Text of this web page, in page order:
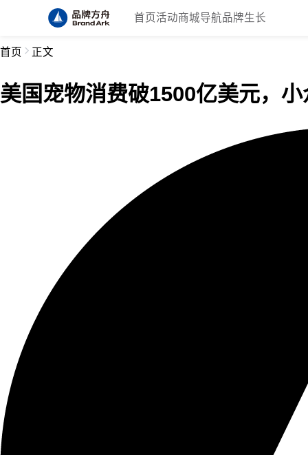
首页 活动商城导航品牌生长
首页 正文
美国宠物消费破1500亿美元，